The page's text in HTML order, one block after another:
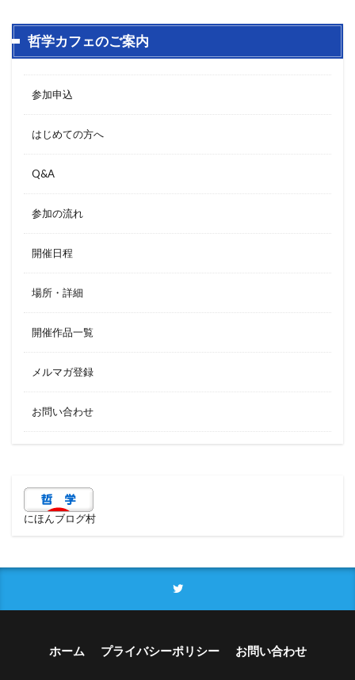
哲学カフェのご案内
参加申込
はじめての方へ
Q&A
参加の流れ
開催日程
場所・詳細
開催作品一覧
メルマガ登録
お問い合わせ
にほんブログ村
ホーム プライバシーポリシー お問い合わせ